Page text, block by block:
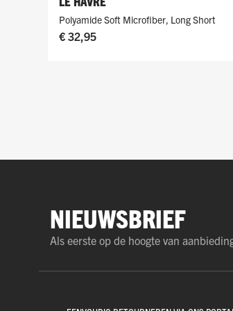
Polyamide Soft Microfiber, Long Short
€ 32,95
NIEUWSBRIEF
Als eerste op de hoogte van